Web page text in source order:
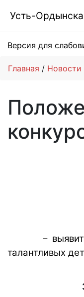
Усть-
Версия для
Главная Новости
– выявить
талантливых